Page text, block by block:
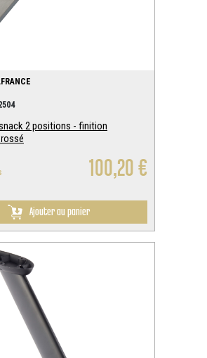
2 positions - finition
100,20 €
Ajouter au panier